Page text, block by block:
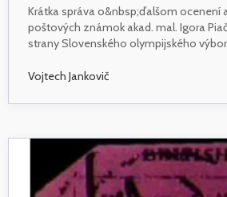
Krátka správa o&nbsp;ďalšom ocenení
poštových známok akad. mal. Igora
strany Slovenského olympijského
Vojtech Jankovič